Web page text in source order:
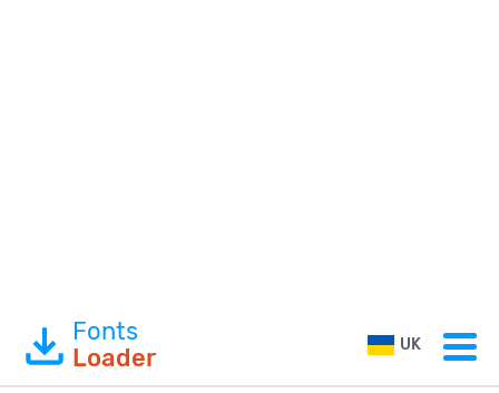
Fonts
Loader
UK